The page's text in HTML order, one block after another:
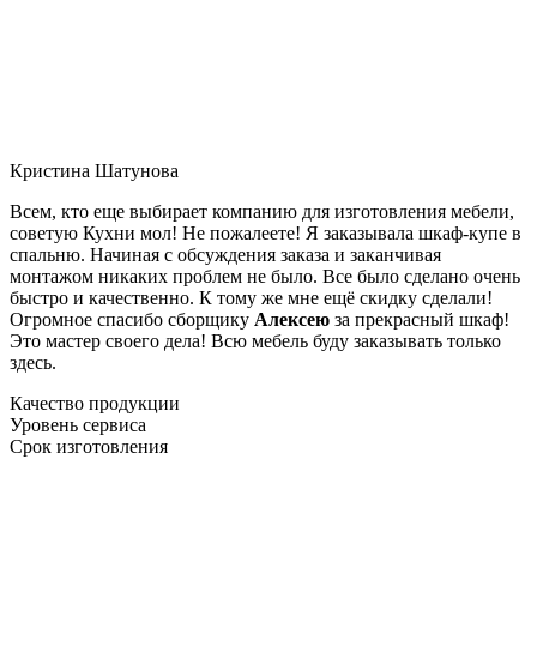
Кристина Шатунова
Всем, кто еще выбирает компанию для изготовления мебели,
советую Кухни мол! Не пожалеете! Я заказывала шкаф-купе в
спальню. Начиная с обсуждения заказа и заканчивая
монтажом никаких проблем не было. Все было сделано очень
быстро и качественно. К тому же мне ещё скидку сделали!
Огромное спасибо сборщику Алексею за прекрасный шкаф!
Это мастер своего дела! Всю мебель буду заказывать только
здесь.
Качество продукции
Уровень сервиса
Срок изготовления